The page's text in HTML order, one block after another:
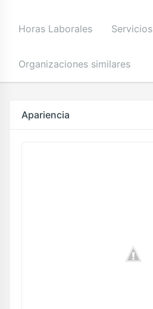
Horas Laborales Servicios
Organizaciones similares
Apariencia